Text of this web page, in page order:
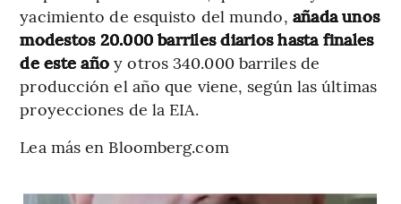
yacimiento de esquisto del mundo, añada unos
modestos 20.000 barriles diarios hasta finales
de este añoy otros 340.000 barriles de
producción el año que viene, según las últimas
proyecciones de la EIA.
Lea más en Bloomberg.com